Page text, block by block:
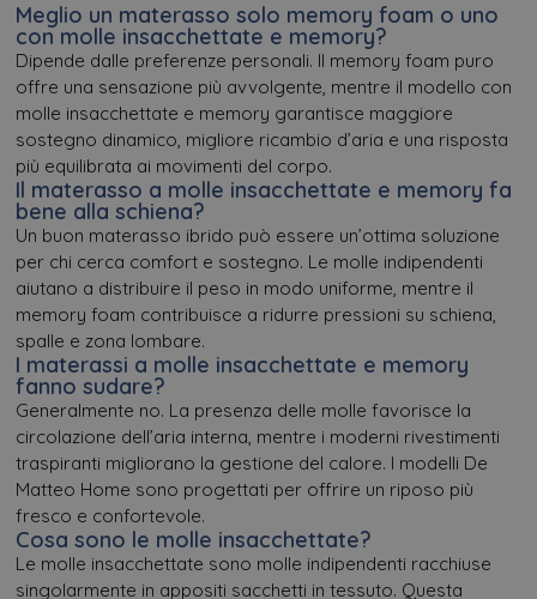
Meglio un materasso solo memory foam o uno
con molle insacchettate e memory?
Dipende dalle preferenze personali. Il memory foam puro
offre una sensazione più avvolgente, mentre il modello con
molle insacchettate e memory garantisce maggiore
sostegno dinamico, migliore ricambio d’aria e una risposta
più equilibrata ai movimenti del corpo.
Il materasso a molle insacchettate e memory fa
bene alla schiena?
Un buon materasso ibrido può essere un’ottima soluzione
per chi cerca comfort e sostegno. Le molle indipendenti
aiutano a distribuire il peso in modo uniforme, mentre il
memory foam contribuisce a ridurre pressioni su schiena,
spalle e zona lombare.
I materassi a molle insacchettate e memory
fanno sudare?
Generalmente no. La presenza delle molle favorisce la
circolazione dell’aria interna, mentre i moderni rivestimenti
traspiranti migliorano la gestione del calore. I modelli De
Matteo Home sono progettati per offrire un riposo più
fresco e confortevole.
Cosa sono le molle insacchettate?
Le molle insacchettate sono molle indipendenti racchiuse
singolarmente in appositi sacchetti in tessuto. Questa